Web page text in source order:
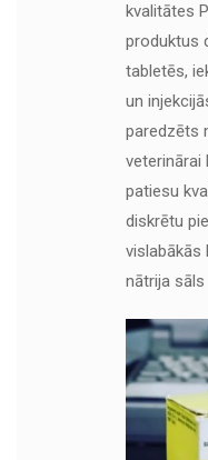
kvalitātes
produktus
tabletēs,
un
paredzēts
veterinārai
patiesu
diskrētu
vislabākās
nātrija sāls